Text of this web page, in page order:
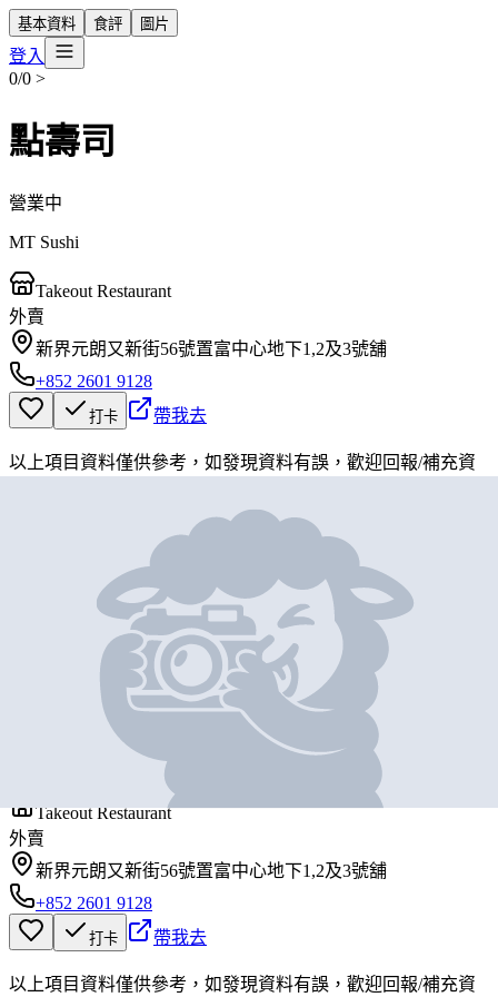
基本資料 食評 圖片
登入
0/0 >
點壽司
營業中
MT Sushi
Takeout Restaurant
外賣
新界元朗又新街56號置富中心地下1,2及3號舖
+852 2601 9128
打卡 帶我去
以上項目資料僅供參考，如發現資料有誤，歡迎回報/補充資
點壽司
Takeout Restaurant
外賣
新界元朗又新街56號置富中心地下1,2及3號舖
+852 2601 9128
打卡 帶我去
以上項目資料僅供參考，如發現資料有誤，歡迎回報/補充資